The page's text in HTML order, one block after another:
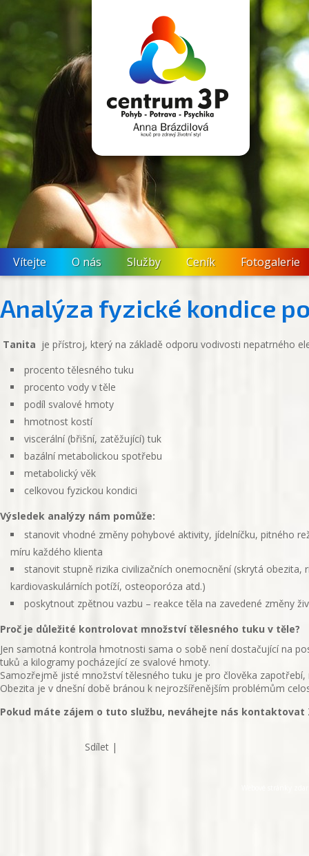
Vítejte O nás Služby Ceník Fotogalerie
Analýza fyzické kondice
Tanita je přístroj, který na základě odporu vodivosti nepatrného
procento tělesného tuku
procento vody v těle
podíl svalové hmoty
hmotnost kostí
viscerální (břišní, zatěžující) tuk
bazální metabolickou spotřebu
metabolický věk
celkovou fyzickou kondici
Výsledek analýzy nám pomůže:
stanovit vhodné změny pohybové aktivity, jídelníčku, pitného
míru každého klienta
stanovit stupně rizika civilizačních onemocnění (skrytá obezita,
kardiovaskulárních potíží, osteoporóza atd.)
poskytnout zpětnou vazbu – reakce těla na zavedené změny
Proč je důležité kontrolovat množství tělesného tuku v těle?
Jen samotná kontrola hmotnosti sama o sobě není dostačující na
tuků a kilogramy pocházející ze svalové hmoty.
Samozřejmě jisté množství tělesného tuku je pro člověka
Obezita je v dnešní době bránou k nejrozšířenějším problémům
Pokud máte zájem o tuto službu, neváhejte nás kontaktovat
Sdílet |